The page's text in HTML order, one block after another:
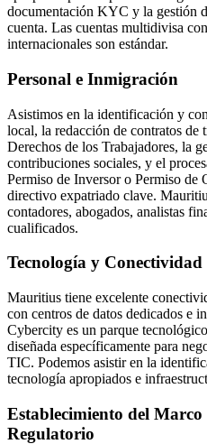
documentación KYC y la gestión
cuenta. Las cuentas multidivisa
internacionales son estándar.
Personal e Inmigración
Asistimos en la identificación y
local, la redacción de contratos
Derechos de los Trabajadores, la
contribuciones sociales, y el
Permiso de Inversor o Permiso de
directivo expatriado clave.
contadores, abogados, analistas
cualificados.
Tecnología y Conectividad
Mauritius tiene excelente
con centros de datos dedicados e
Cybercity es un parque
diseñada específicamente para
TIC. Podemos asistir en la
tecnología apropiados e
Establecimiento del
Regulatorio